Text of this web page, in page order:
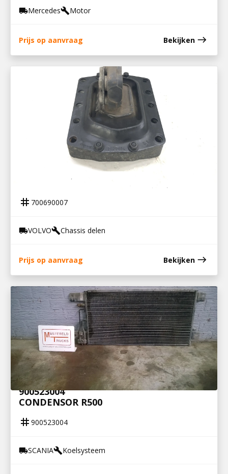
local_shippingMercedesbuildMotor
Prijs op aanvraag Bekijken east
MOTORSTEUN ACHTER VOLVO FH12
tag 700690007
local_shippingVOLVObuildChassis delen
Prijs op aanvraag Bekijken east
900523004
CONDENSOR R500
tag 900523004
local_shippingSCANIAbuildKoelsysteem